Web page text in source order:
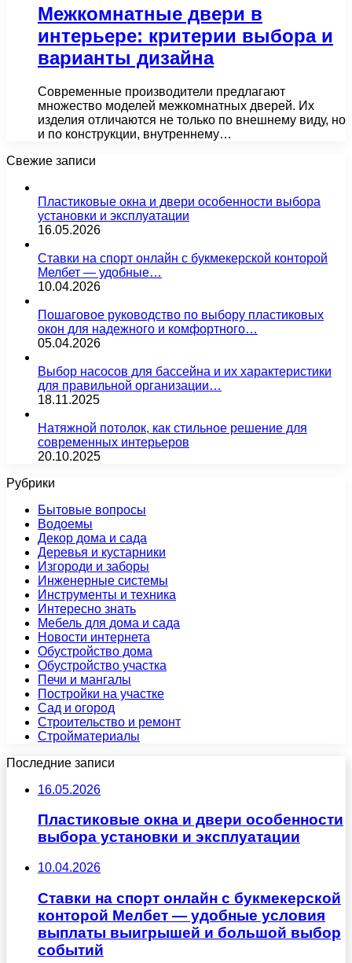
Межкомнатные двери в
интерьере: критерии выбора и
варианты дизайна
Современные производители предлагают
множество моделей межкомнатных дверей. Их
изделия отличаются не только по внешнему виду, но
и по конструкции, внутреннему…
Свежие записи
Пластиковые окна и двери особенности выбора
установки и эксплуатации
16.05.2026
Ставки на спорт онлайн с букмекерской конторой
Мелбет — удобные…
10.04.2026
Пошаговое руководство по выбору пластиковых
окон для надежного и комфортного…
05.04.2026
Выбор насосов для бассейна и их характеристики
для правильной организации…
18.11.2025
Натяжной потолок, как стильное решение для
современных интерьеров
20.10.2025
Рубрики
Бытовые вопросы
Водоемы
Декор дома и сада
Деревья и кустарники
Изгороди и заборы
Инженерные системы
Инструменты и техника
Интересно знать
Мебель для дома и сада
Новости интернета
Обустройство дома
Обустройство участка
Печи и мангалы
Постройки на участке
Сад и огород
Строительство и ремонт
Стройматериалы
Последние записи
16.05.2026
Пластиковые окна и двери особенности
выбора установки и эксплуатации
10.04.2026
Ставки на спорт онлайн с букмекерской
конторой Мелбет — удобные условия
выплаты выигрышей и большой выбор
событий